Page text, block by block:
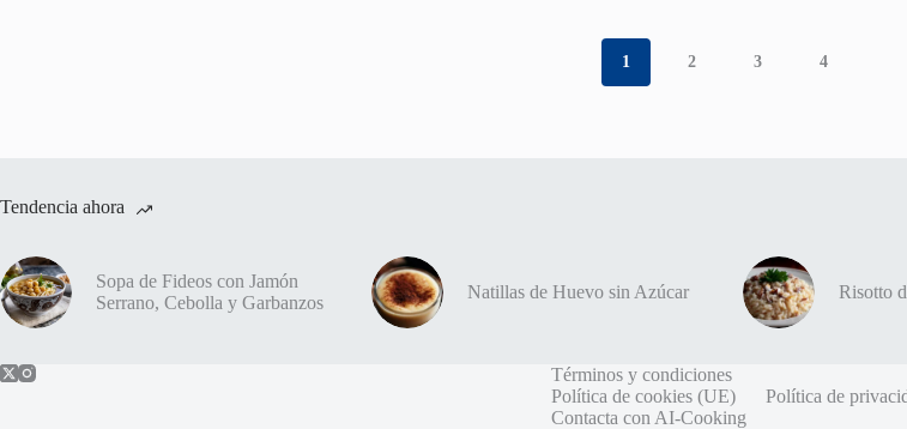
1 2 3 4
Tendencia ahora
Sopa de Fideos con Jamón
Serrano, Cebolla y Garbanzos
Natillas de Huevo sin Azúcar Risotto
Términos y condiciones
Política de cookies (UE)
Política de
Contacta con AI-Cooking